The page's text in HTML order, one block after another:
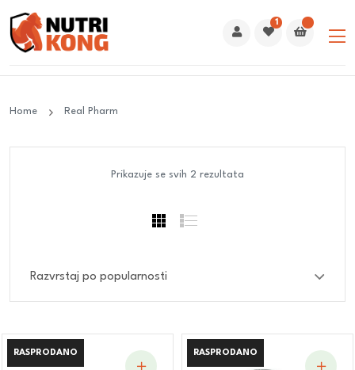
1
Home Real Pharm
Prikazuje se svih 2 rezultata
RASPRODANO
RASPRODANO RASPRODANO
RASPRODANO